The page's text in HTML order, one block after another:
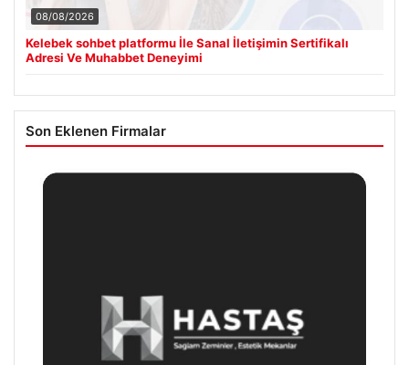
08/08/2026
Kelebek sohbet platformu İle Sanal İletişimin Sertifikalı
Adresi Ve Muhabbet Deneyimi
Son Eklenen Firmalar